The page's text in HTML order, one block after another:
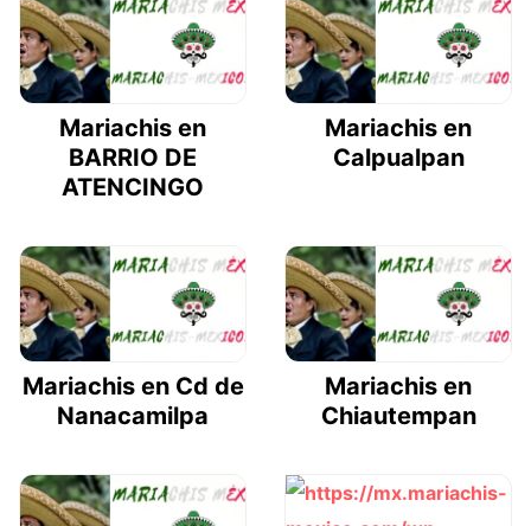
Mariachis en
BARRIO DE
ATENCINGO
Mariachis en
Calpualpan
Mariachis en Cd de
Nanacamilpa
Mariachis en
Chiautempan